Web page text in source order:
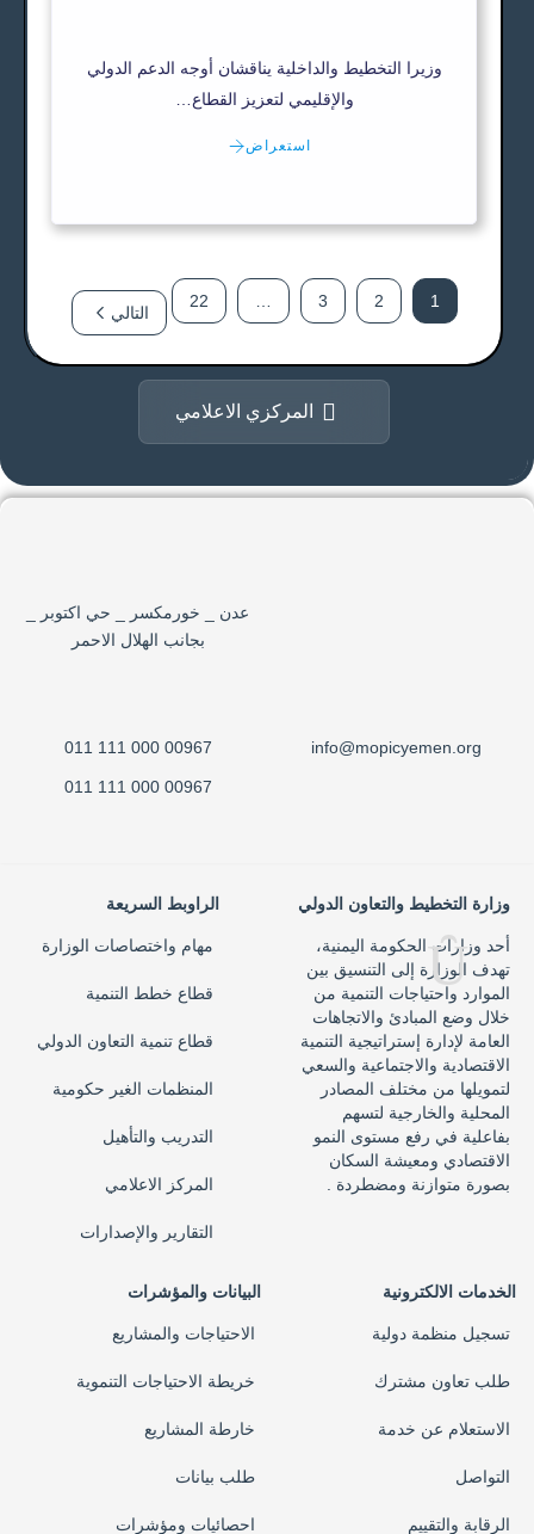
وزيرا التخطيط والداخلية يناقشان أوجه الدعم الدولي
والإقليمي لتعزيز القطاع…
استعراض
1
2
3
22
التالي
المركزي الاعلامي
عدن _ خورمكسر _ حي اكتوبر _
بجانب الهلال الاحمر
info@mopicyemen.org
00967 000 111 011
00967 000 111 011
وزارة التخطيط والتعاون الدولي
أحد وزارات الحكومة اليمنية،
تهدف الوزارة إلى التنسيق بين
الموارد واحتياجات التنمية من
خلال وضع المبادئ والاتجاهات
العامة لإدارة إستراتيجية التنمية
الاقتصادية والاجتماعية والسعي
لتمويلها من مختلف المصادر
المحلية والخارجية لتسهم
بفاعلية في رفع مستوى النمو
الاقتصادي ومعيشة السكان
بصورة متوازنة ومضطردة .
الراوبط السريعة
مهام واختصاصات الوزارة
قطاع خطط التنمية
قطاع تنمية التعاون الدولي
المنظمات الغير حكومية
التدريب والتأهيل
المركز الاعلامي
التقارير والإصدارات
الخدمات الالكترونية
تسجيل منظمة دولية
طلب تعاون مشترك
الاستعلام عن خدمة
التواصل
الرقابة والتقييم
البيانات والمؤشرات
الاحتياجات والمشاريع
خريطة الاحتياجات التنموية
خارطة المشاريع
طلب بيانات
احصائيات ومؤشرات